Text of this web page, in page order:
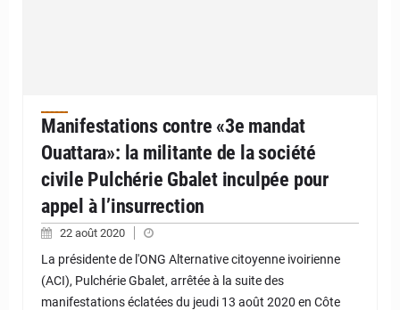
Manifestations contre «3e mandat
Ouattara»: la militante de la société
civile Pulchérie Gbalet inculpée pour
appel à l’insurrection
22 août 2020
La présidente de l'ONG Alternative citoyenne ivoirienne
(ACI), Pulchérie Gbalet, arrêtée à la suite des
manifestations éclatées du jeudi 13 août 2020 en Côte